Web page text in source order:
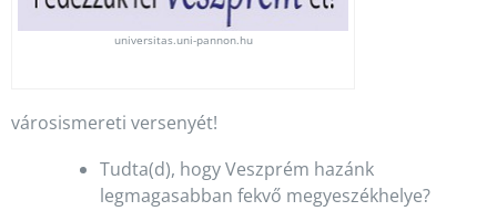
universitas.uni-pannon.hu
városismereti versenyét!
Tudta(d), hogy Veszprém hazánk
legmagasabban fekvő megyeszékhelye?